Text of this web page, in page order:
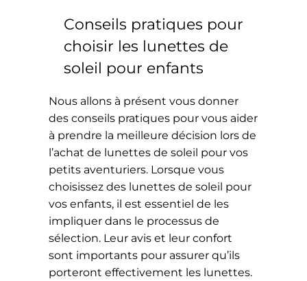
Conseils pratiques pour
choisir les lunettes de
soleil pour enfants
Nous allons à présent vous donner
des conseils pratiques pour vous aider
à prendre la meilleure décision lors de
l’achat de lunettes de soleil pour vos
petits aventuriers. Lorsque vous
choisissez des lunettes de soleil pour
vos enfants, il est essentiel de les
impliquer dans le processus de
sélection. Leur avis et leur confort
sont importants pour assurer qu’ils
porteront effectivement les lunettes.